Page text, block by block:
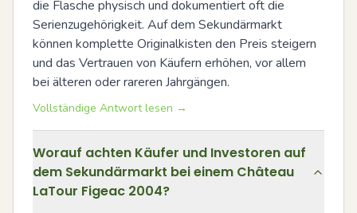
die Flasche physisch und dokumentiert oft die
Serienzugehörigkeit. Auf dem Sekundärmarkt
können komplette Originalkisten den Preis steigern
und das Vertrauen von Käufern erhöhen, vor allem
bei älteren oder rareren Jahrgängen.
Vollständige Antwort lesen →
Worauf achten Käufer und Investoren auf
dem Sekundärmarkt bei einem Château
LaTour Figeac 2004?